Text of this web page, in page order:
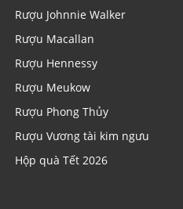
Rượu Johnnie Walker
Rượu Macallan
Rượu Hennessy
Rượu Meukow
Rượu Phong Thủy
Rượu Vương tài kim ngưu
Hộp quà Tết 2026